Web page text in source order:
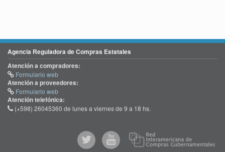
Agencia Reguladora de Compras Estatales
Atención a compradores:
Formulario web
Atención a proveedores:
Formulario web
Atención telefónica:
(+598) 26045360 de lunes a viernes de 9 a 18 hs.
@comprasgubuy
ACCE